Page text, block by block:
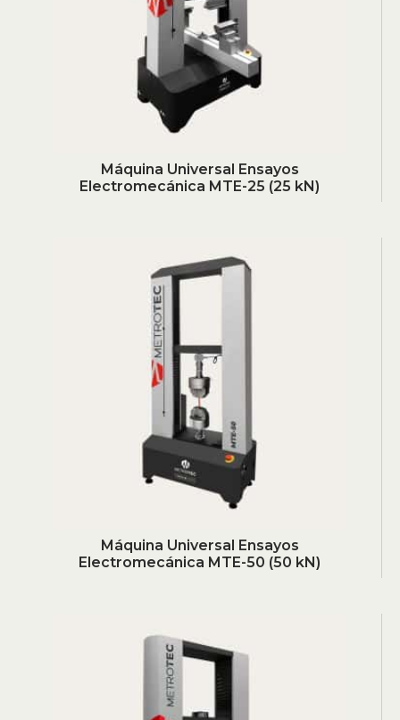
Máquina Universal Ensayos
Electromecánica MTE-25 (25 kN)
Máquina Universal Ensayos
Electromecánica MTE-50 (50 kN)